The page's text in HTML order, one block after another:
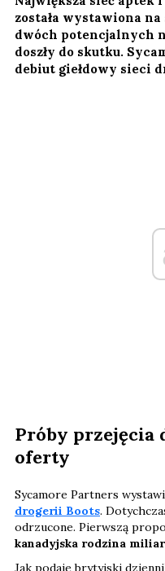
została wystawiona na
dwóch potencjalnych
doszły do skutku.
debiut giełdowy sieci
Próby przejęcia
oferty
Sycamore Partners
drogerii Boots.
odrzucone. Pierwszą
kanadyjska rodzina
Jak podaje brytyjski